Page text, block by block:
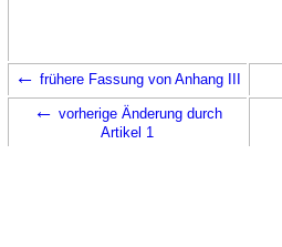
← frühere Fassung von Anhang III
← vorherige Änderung durch
Artikel 1